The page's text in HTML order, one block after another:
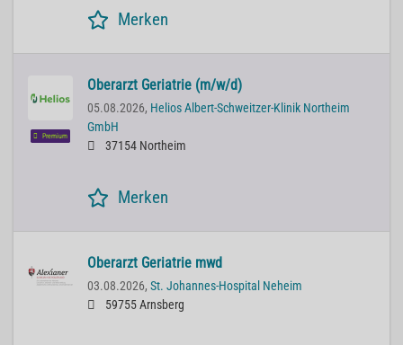
Merken
Premium
Oberarzt Geriatrie (m/w/d)
05.08.2026, Helios Albert-Schweitzer-Klinik Northeim
GmbH
37154 Northeim
Merken
Oberarzt Geriatrie mwd
03.08.2026, St. Johannes-Hospital Neheim
59755 Arnsberg